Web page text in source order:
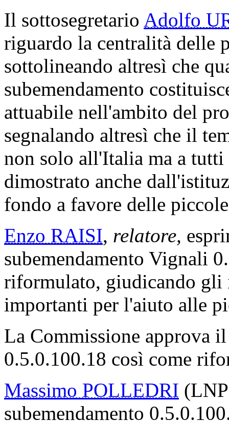
Il sottosegretario Adolfo
riguardo la centralità delle
sottolineando altresì che
subemendamento
attuabile nell'ambito del
segnalando altresì che il
non solo all'Italia ma a
dimostrato anche
fondo a favore delle
Enzo RAISI, relatore,
subemendamento Vignali
riformulato, giudicando gli
importanti per l'aiuto alle
La Commissione approva
0.5.0.100.18 così come
Massimo POLLEDRI
subemendamento